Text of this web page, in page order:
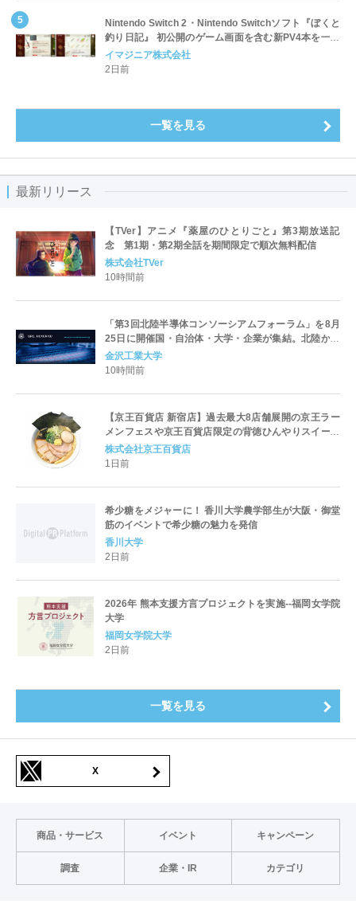
Nintendo Switch 2・Nintendo Switchソフト『ぼくと
釣り日記』 初公開のゲーム画面を含む新PV4本を一挙
公開！
イマジニア株式会社
2日前
一覧を見る
最新リリース
【TVer】アニメ『薬屋のひとりごと』第3期放送記
念 第1期・第2期全話を期間限定で順次無料配信
株式会社TVer
10時間前
「第3回北陸半導体コンソーシアムフォーラム」を8月
25日に開催国・自治体・大学・企業が集結。北陸から
世界に向けた半導体産業の発展とエコシステム形成を
議論
金沢工業大学
10時間前
【京王百貨店 新宿店】過去最大8店舗展開の京王ラー
メンフェスや京王百貨店限定の背徳ひんやりスイーツ
など、実演グルメが充実 過去最長21日間、計90店舗
出店の 「大北海道展」
株式会社京王百貨店
1日前
希少糖をメジャーに！ 香川大学農学部生が大阪・御堂
筋のイベントで希少糖の魅力を発信
香川大学
2日前
2026年 熊本支援方言プロジェクトを実施--福岡女学院
大学
福岡女学院大学
2日前
一覧を見る
X
商品・サービス イベント キャンペーン
調査 企業・IR カテゴリ